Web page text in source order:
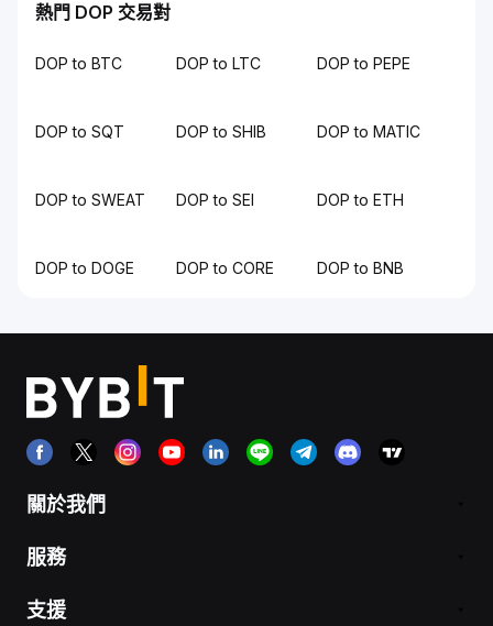
熱門 DOP 交易對
DOP to BTC DOP to LTC DOP to PEPE
DOP to SQT DOP to SHIB DOP to MATIC
DOP to SWEAT DOP to SEI DOP to ETH
DOP to DOGE DOP to CORE DOP to BNB
關於我們
服務
支援